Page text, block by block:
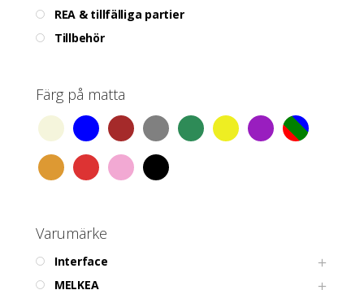
REA & tillfälliga partier
Tillbehör
Färg på matta
Varumärke
Interface
MELKEA